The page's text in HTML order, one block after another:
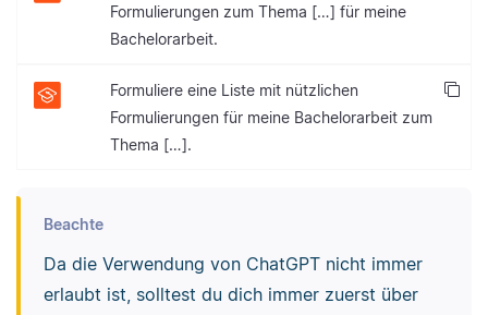
Formulierungen zum Thema […] für meine
Bachelorarbeit.
Formuliere eine Liste mit nützlichen
Formulierungen für meine Bachelorarbeit zum
Thema […].
Beachte
Da die Verwendung von ChatGPT nicht immer
erlaubt ist, solltest du dich immer zuerst über